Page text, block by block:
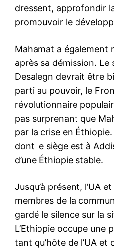
dressent, approfondir
promouvoir le
Mahamat a également
après sa démission. Le
Desalegn devrait être
parti au pouvoir, le
révolutionnaire
pas surprenant que
par la crise en Éthiopie.
dont le siège est à
d’une Éthiopie stable.
Jusqu’à présent, l’UA
membres de la
gardé le silence sur la
L’Ethiopie occupe une
tant qu’hôte de l’UA